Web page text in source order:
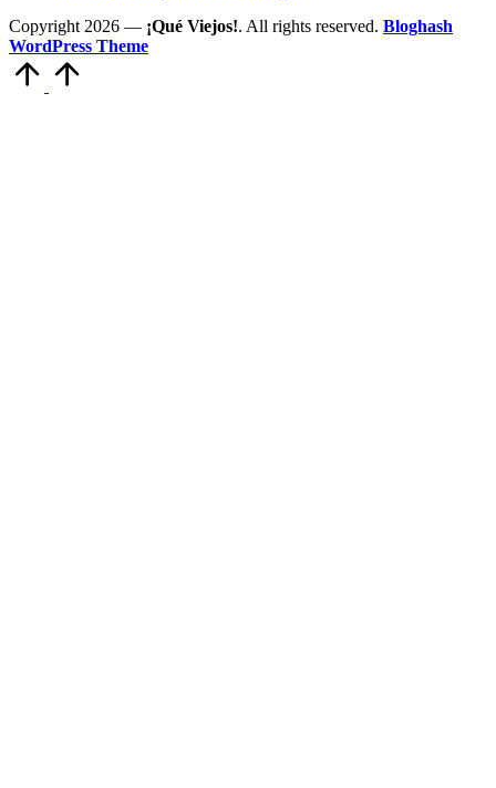
Copyright 2026 — ¡Qué Viejos!. All rights reserved. Bloghash
WordPress Theme